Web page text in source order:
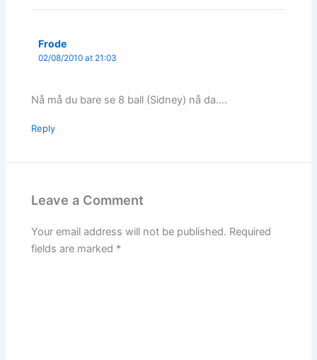
Frode
02/08/2010 at 21:03
Nå må du bare se 8 ball (Sidney) nå da….
Reply
Leave a Comment
Your email address will not be published. Required
fields are marked *